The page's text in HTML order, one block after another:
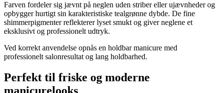
Farven fordeler sig jævnt på neglen uden striber eller ujævnheder og
opbygger hurtigt sin karakteristiske tealgrønne dybde. De fine
shimmerpigmenter reflekterer lyset smukt og giver neglene et
eksklusivt og professionelt udtryk.
Ved korrekt anvendelse opnås en holdbar manicure med
professionelt salonresultat og lang holdbarhed.
Perfekt til friske og moderne